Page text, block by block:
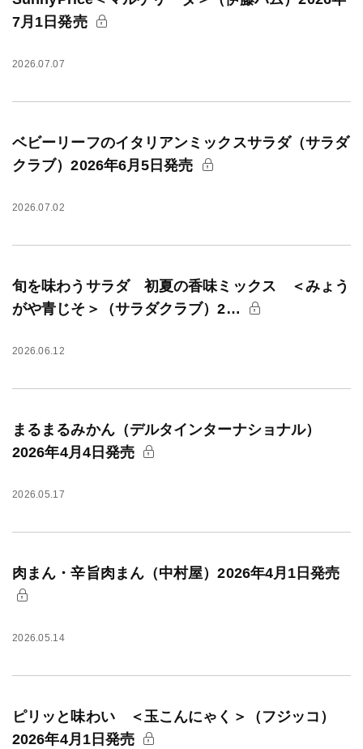
7月1日発売
2026.07.07
ベビーリーフのイタリアンミックスサラダ（サラダ
クラブ）2026年6月5日発売
2026.07.02
旬を味わうサラダ 初夏の香味ミックス ＜みょう
がや青じそ＞（サラダクラブ）2…
2026.06.12
まるまるみかん（デルタインターナショナル）
2026年4月4日発売
2026.05.17
肉まん・辛旨肉まん（中村屋）2026年4月1日発売
2026.05.14
ピリッと味わい ＜玉こんにゃく＞（フジッコ）
2026年4月1日発売